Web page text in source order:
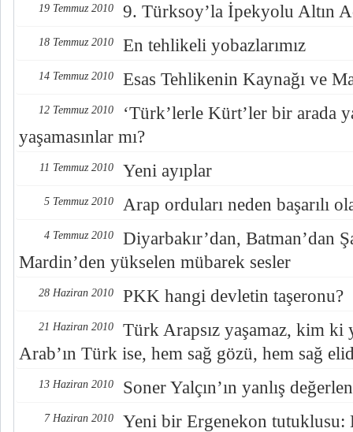
19 Temmuz 2010 9. Türksoy’la İpekyolu Altın
18 Temmuz 2010 En tehlikeli yobazlarımız
14 Temmuz 2010 Esas Tehlikenin Kaynağı ve
12 Temmuz 2010
‘Türk’lerle Kürt’ler bir arada
yaşamasınlar mı?
11 Temmuz 2010 Yeni ayıplar
5 Temmuz 2010 Arap orduları neden başarılı
4 Temmuz 2010
Diyarbakır’dan, Batman’dan
Mardin’den yükselen mübarek sesler
28 Haziran 2010 PKK hangi devletin taşeronu?
21 Haziran 2010
Türk Arapsız yaşamaz, kim ki
Arab’ın Türk ise, hem sağ gözü, hem sağ
13 Haziran 2010 Soner Yalçın’ın yanlış
7 Haziran 2010 Yeni bir Ergenekon tutuklusu: